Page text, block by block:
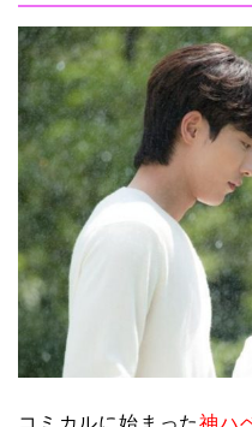
コミカルに始まった神ハ